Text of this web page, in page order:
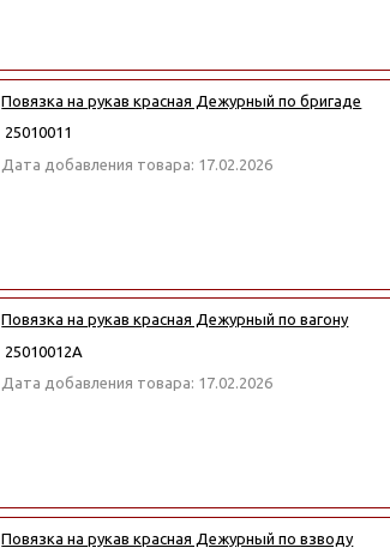
Повязка на рукав красная Дежурный по бригаде
25010011
Дата добавления товара: 17.02.2026
Повязка на рукав красная Дежурный по вагону
25010012А
Дата добавления товара: 17.02.2026
Повязка на рукав красная Дежурный по взводу